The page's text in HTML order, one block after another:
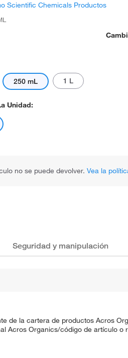
Scientific Chemicals Productos
250 mL 1 L
Unidad:
no se puede devolver. Vea la
Seguridad y manipulación
de la cartera de productos Acros
Acros Organics/código de artículo o